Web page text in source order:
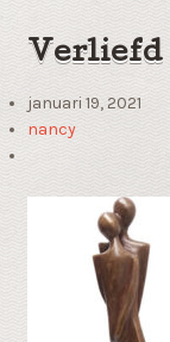
Verliefd
januari 19, 2021
nancy